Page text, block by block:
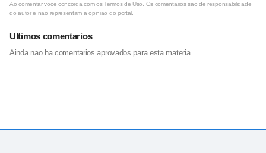
Ao comentar voce concorda com os Termos de Uso. Os comentarios sao de responsabilidade
do autor e nao representam a opiniao do portal.
Ultimos comentarios
Ainda nao ha comentarios aprovados para esta materia.